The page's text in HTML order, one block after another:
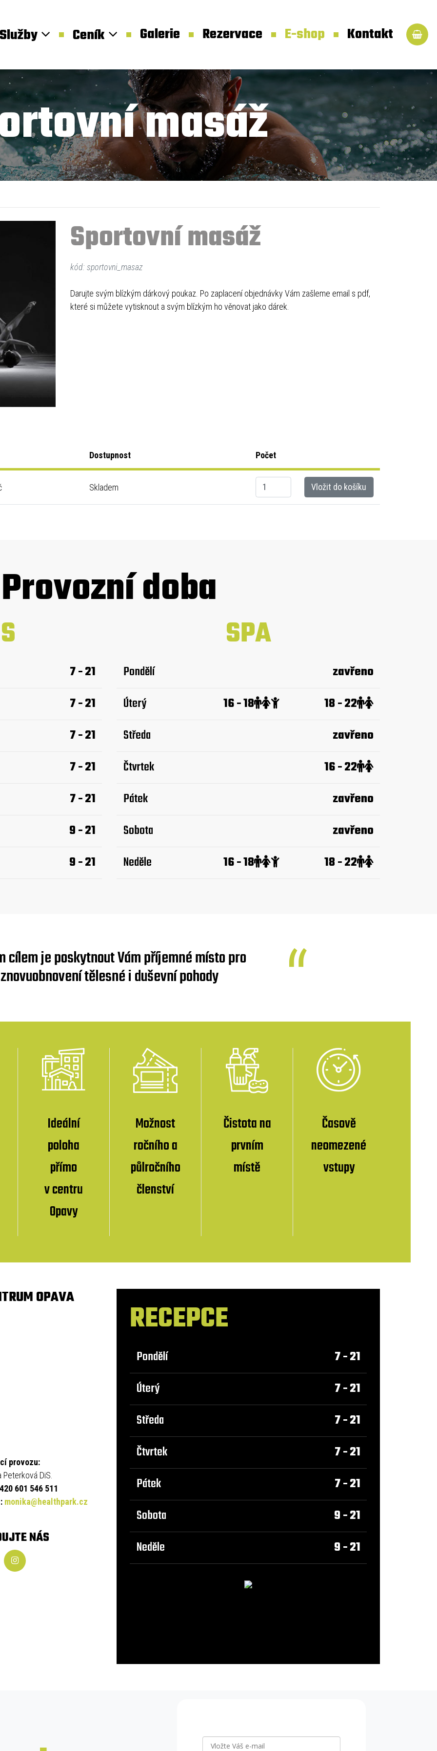
Ceník Galerie Rezervace E-shop Kontakt
masáž
Sportovní masáž
kód: sportovni_masaz
Darujte svým blízkým dárkový poukaz. Po zaplacení objednávky Vám zašleme email s pdf,
které si můžete vytisknout a svým blízkým ho věnovat jako dárek.
Dostupnost Počet
Skladem Kusů Vložit do košíku
Provozní doba
7 - 21
7 - 21
7 - 21
7 - 21
7 - 21
9 - 21
9 - 21
SPA
Pondělí
zavřeno
Úterý
16 - 18
18 - 22
Středa
zavřeno
Čtvrtek
16 - 22
Pátek
zavřeno
Sobota
zavřeno
Neděle
16 - 18 18 - 22
cílem je poskytnout Vám příjemné místo pro
znovuobnovení tělesné i duševní pohody
Ideální
poloha
přímo
v centru
Opavy
Možnost
ročního a
půlročního
členství
Čistota na
prvním
místě
Časově
neomezené
vstupy
OPAVA
provozu:
Peterková DiS.
601 546 511
monika@healthpark.cz
NÁS
RECEPCE
Pondělí
7 - 21
Úterý
7 - 21
Středa
7 - 21
Čtvrtek
7 - 21
Pátek
7 - 21
Sobota
9 - 21
Neděle
9 - 21